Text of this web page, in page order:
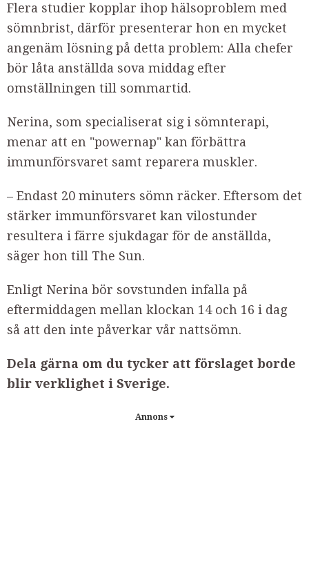
Flera studier kopplar ihop hälsoproblem med
sömnbrist, därför presenterar hon en mycket
angenäm lösning på detta problem: Alla chefer
bör låta anställda sova middag efter
omställningen till sommartid.
Nerina, som specialiserat sig i sömnterapi,
menar att en "powernap" kan förbättra
immunförsvaret samt reparera muskler.
– Endast 20 minuters sömn räcker. Eftersom det
stärker immunförsvaret kan vilostunder
resultera i färre sjukdagar för de anställda,
säger hon till The Sun.
Enligt Nerina bör sovstunden infalla på
eftermiddagen mellan klockan 14 och 16 i dag
så att den inte påverkar vår nattsömn.
Dela gärna om du tycker att förslaget borde
blir verklighet i Sverige.
Annons